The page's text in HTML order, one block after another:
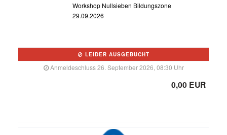
Workshop Nullsieben Bildungszone
29.09.2026
LEIDER AUSGEBUCHT
Anmeldeschluss 26. September 2026, 08:30 Uhr
0,00 EUR